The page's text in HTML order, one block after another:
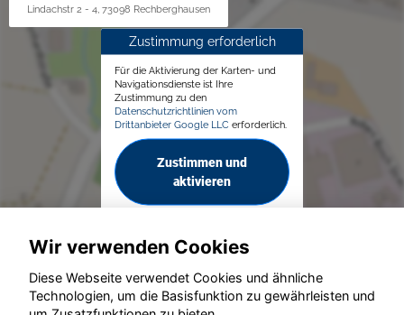
Lindachstr 2 - 4, 73098 Rechberghausen
Zustimmung erforderlich
Für die Aktivierung der Karten- und
Navigationsdienste ist Ihre
Zustimmung zu den
Datenschutzrichtlinien vom
Drittanbieter Google LLC erforderlich.
Zustimmen und
aktivieren
Wir verwenden Cookies
Diese Webseite verwendet Cookies und ähnliche
Technologien, um die Basisfunktion zu gewährleisten und